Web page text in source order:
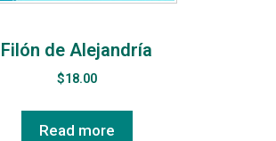
Filón de Alejandría
$18.00
Read more